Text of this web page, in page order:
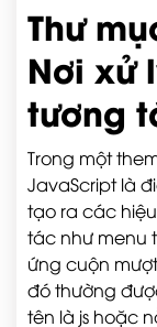
Thư
Nơi xử
tương
Trong một
JavaScript là
tạo ra các
tác như menu
ứng cuộn
đó thường
tên là js hoặc